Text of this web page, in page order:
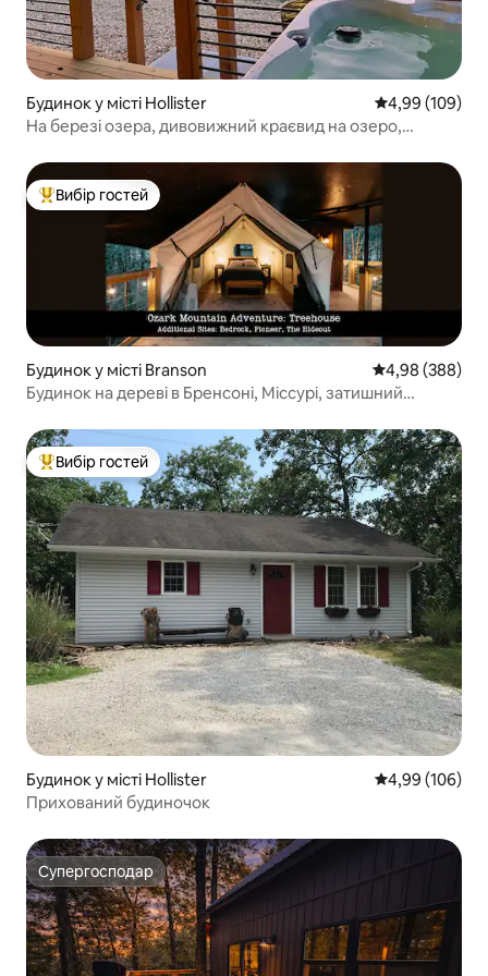
Будинок у місті Hollister Середня
4,99 (109)
На березі озера, дивовижний краєвид на озеро,
Топ вибір гостей
Вибір гостей
Будинок у місті Branson Середня
4,98 (388)
Будинок на дереві в Бренсоні, Міссурі, затишний
Топ вибір гостей
Вибір гостей
Будинок у місті Hollister Середня
4,99 (106)
Прихований будиночок
Супергосподар
Супергосподар